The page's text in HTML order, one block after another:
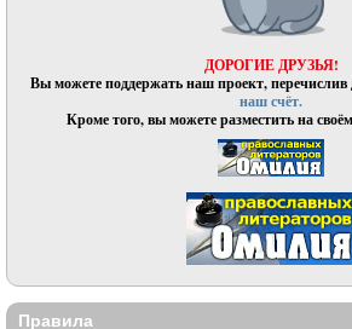
ДОРОГИЕ ДРУЗЬЯ!
Вы можете поддержать наш проект,
наш счёт.
Кроме того, вы можете разместить на
Правила